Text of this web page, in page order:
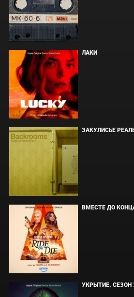
ЛАКИ
ЗАКУЛИСЬЕ
ВМЕСТЕ ДО
УКРЫТИЕ. СЕЗОН